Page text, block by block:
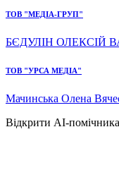
ТОВ "МЕДІА-ГРУП"
БЄДУЛІН ОЛЕКСІЙ
ТОВ "УРСА МЕДІА"
Мачинська Олена
Відкрити AI-помічника